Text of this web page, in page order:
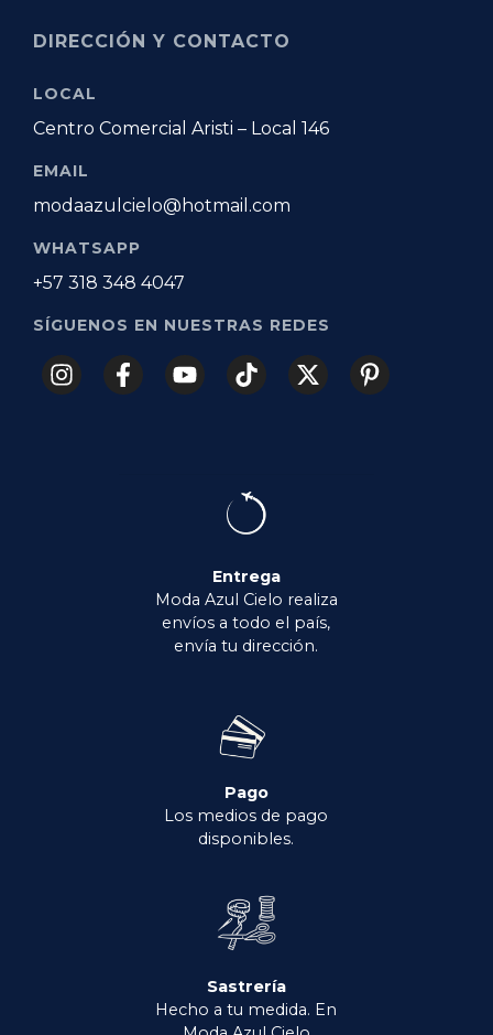
DIRECCIÓN Y CONTACTO
LOCAL
Centro Comercial Aristi – Local 146
EMAIL
modaazulcielo@hotmail.com
WHATSAPP
+57 318 348 4047
SÍGUENOS EN NUESTRAS REDES
Entrega
Moda Azul Cielo realiza
envíos a todo el país,
envía tu dirección.
Pago
Los medios de pago
disponibles.
Sastrería
Hecho a tu medida. En